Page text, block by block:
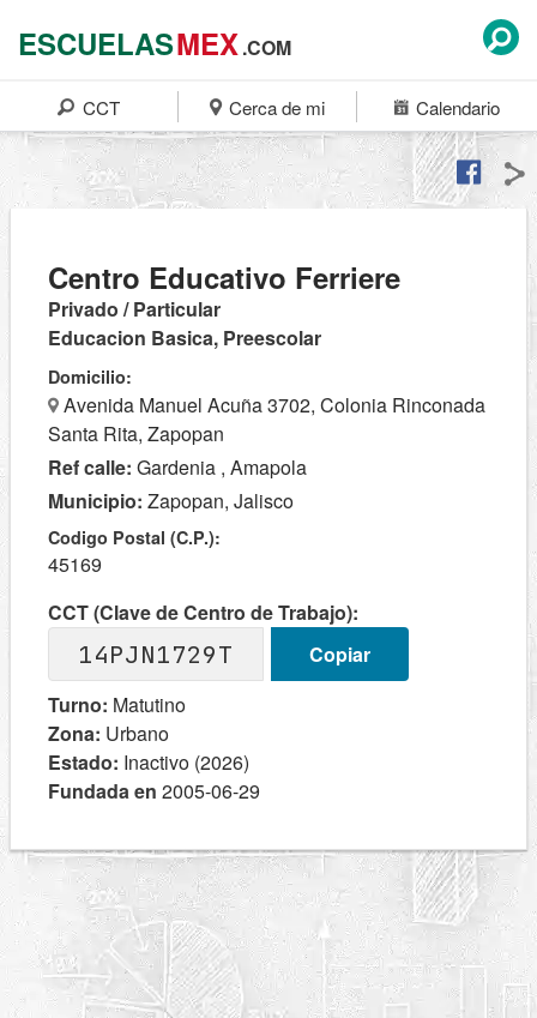
ESCUELASMEX.COM
CCT Cerca de mi Calendario
Centro Educativo Ferriere
Privado / Particular
Educacion Basica, Preescolar
Domicilio:
Avenida Manuel Acuña 3702, Colonia Rinconada
Santa Rita, Zapopan
Ref calle: Gardenia , Amapola
Municipio: Zapopan, Jalisco
Codigo Postal (C.P.):
45169
CCT (Clave de Centro de Trabajo):
14PJN1729T
Copiar
Turno: Matutino
Zona: Urbano
Estado: Inactivo (2026)
Fundada en 2005-06-29